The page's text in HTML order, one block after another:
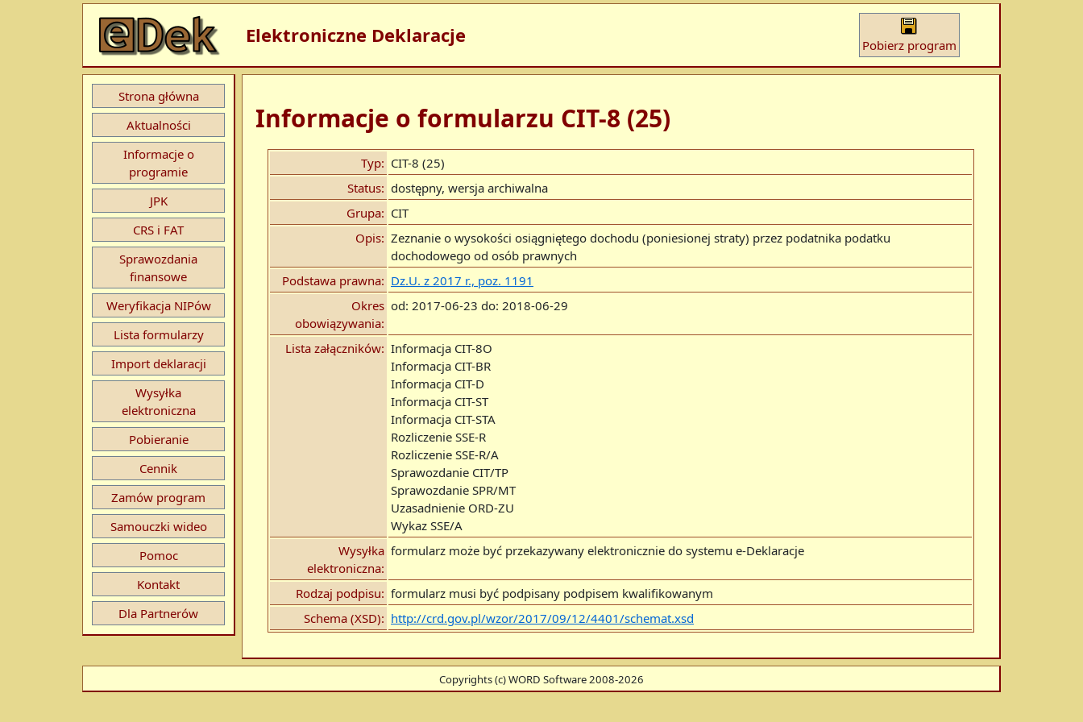
Elektroniczne Deklaracje Pobierz program
Strona główna
Aktualności
Informacje o
programie
JPK
CRS i FAT
Sprawozdania
finansowe
Weryfikacja NIPów
Lista formularzy
Import deklaracji
Wysyłka
elektroniczna
Pobieranie
Cennik
Zamów program
Samouczki wideo
Pomoc
Kontakt
Dla Partnerów
Informacje o formularzu CIT-8 (25)
Typ: CIT-8 (25)
Status: dostępny, wersja archiwalna
Grupa: CIT
Opis: Zeznanie o wysokości osiągniętego dochodu (poniesionej straty) przez podatnika podatku
dochodowego od osób prawnych
Podstawa prawna: Dz.U. z 2017 r., poz. 1191
Okres
obowiązywania:
od: 2017-06-23 do: 2018-06-29
Lista załączników: Informacja CIT-8O
Informacja CIT-BR
Informacja CIT-D
Informacja CIT-ST
Informacja CIT-STA
Rozliczenie SSE-R
Rozliczenie SSE-R/A
Sprawozdanie CIT/TP
Sprawozdanie SPR/MT
Uzasadnienie ORD-ZU
Wykaz SSE/A
Wysyłka
elektroniczna:
formularz może być przekazywany elektronicznie do systemu e-Deklaracje
Rodzaj podpisu: formularz musi być podpisany podpisem kwalifikowanym
Schema (XSD): http://crd.gov.pl/wzor/2017/09/12/4401/schemat.xsd
Copyrights (c) WORD Software 2008-2026